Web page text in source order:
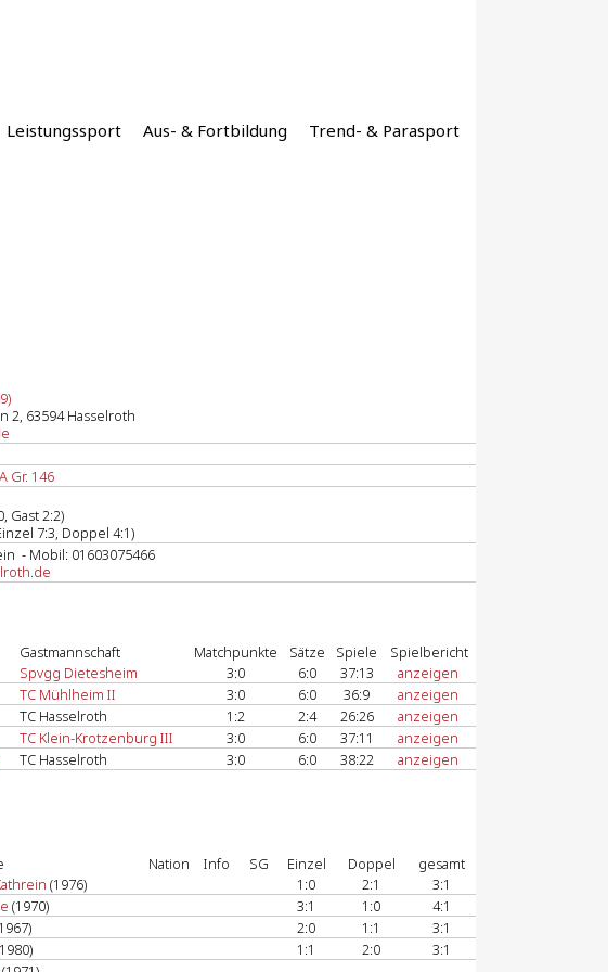
Leistungssport Aus- & Fortbildung Trend- & Parasport
2, 63594 Hasselroth
Gr. 146
Gast 2:2)
7:3, Doppel 4:1)
- Mobil: 01603075466
Gastmannschaft Matchpunkte Sätze Spiele
Spielbericht
Spvgg Dietesheim 3:0 6:0 37:13
anzeigen
TC Mühlheim II 3:0 6:0 36:9
anzeigen
TC Hasselroth 1:2 2:4 26:26
anzeigen
TC Klein-Krotzenburg III 3:0 6:0 37:11
anzeigen
TC Hasselroth 3:0 6:0 38:22 anzeigen
Nation Info SG Einzel Doppel
gesamt
(1976) 1:0 2:1
3:1
(1970) 3:1 1:0
4:1
2:0 1:1
3:1
1:1 2:0
3:1